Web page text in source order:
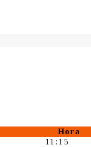
Hora
11:15